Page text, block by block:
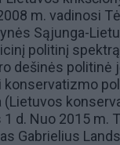
m. vadinosi
Sąjunga-
politinį
dešinės politinė
konservatizmo
(Lietuvos
d. Nuo 2015 m.
Gabrielius